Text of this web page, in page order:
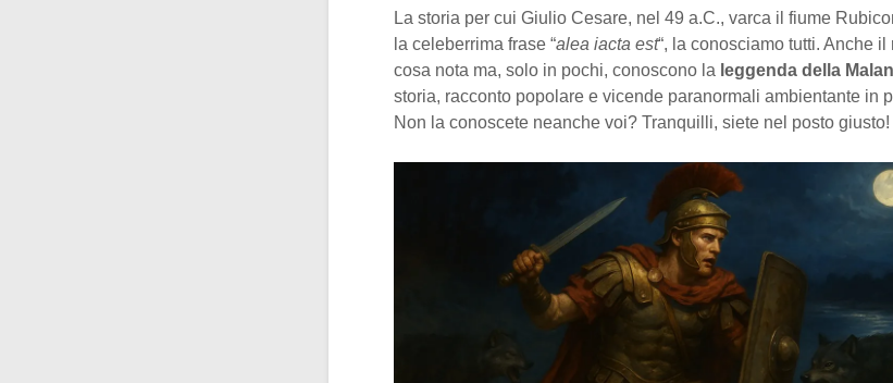
La storia per cui Giulio Cesare, nel 49 a.C., varca il fiume
la celeberrima frase “alea iacta est“, la conosciamo tutti. Anche
cosa nota ma, solo in pochi, conoscono la leggenda della
storia, racconto popolare e vicende paranormali ambientante in
Non la conoscete neanche voi? Tranquilli, siete nel posto giusto!